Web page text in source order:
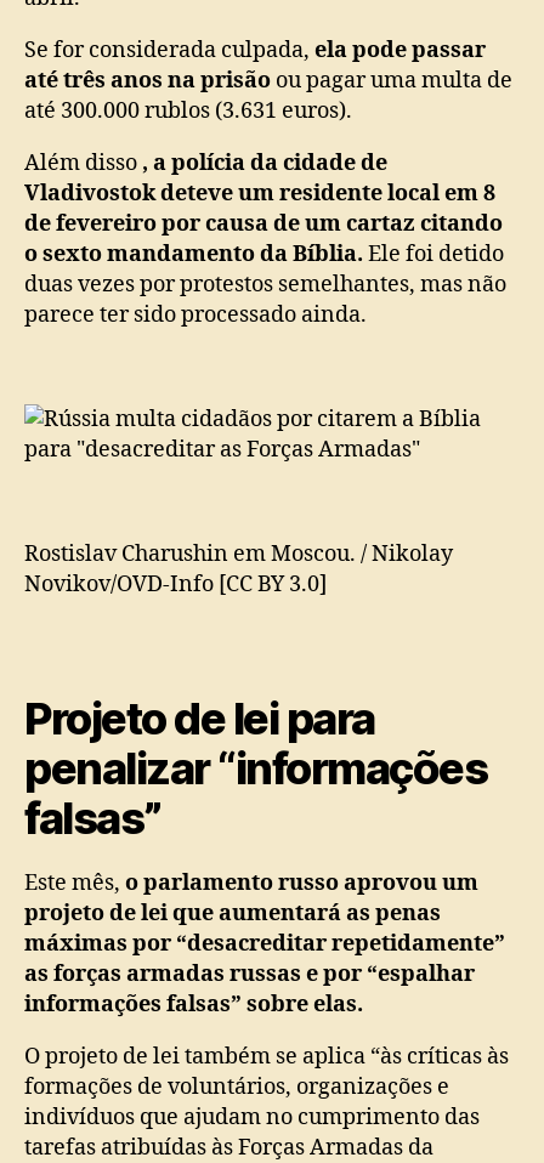
Se for considerada culpada, ela pode passar
até três anos na prisão ou pagar uma multa de
até 300.000 rublos (3.631 euros).
Além disso , a polícia da cidade de
Vladivostok deteve um residente local em 8
de fevereiro por causa de um cartaz citando
o sexto mandamento da Bíblia. Ele foi detido
duas vezes por protestos semelhantes, mas não
parece ter sido processado ainda.
Rostislav Charushin em Moscou. / Nikolay
Novikov/OVD-Info [CC BY 3.0]
Projeto de lei para
penalizar “informações
falsas”
Este mês, o parlamento russo aprovou um
projeto de lei que aumentará as penas
máximas por “desacreditar repetidamente”
as forças armadas russas e por “espalhar
informações falsas” sobre elas.
O projeto de lei também se aplica “às críticas às
formações de voluntários, organizações e
indivíduos que ajudam no cumprimento das
tarefas atribuídas às Forças Armadas da